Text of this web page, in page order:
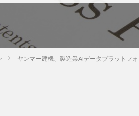
ヤンマー建機、製造業AIデータプラットフ